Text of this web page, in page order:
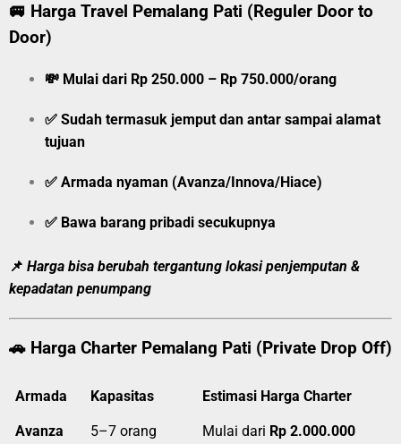
🚐 Harga Travel Pemalang Pati (Reguler Door to
Door)
💸 Mulai dari Rp 250.000 – Rp 750.000/orang
✅ Sudah termasuk jemput dan antar sampai alamat
tujuan
✅ Armada nyaman (Avanza/Innova/Hiace)
✅ Bawa barang pribadi secukupnya
📌 Harga bisa berubah tergantung lokasi penjemputan &
kepadatan penumpang
🚗 Harga Charter Pemalang Pati (Private Drop Off)
Armada Kapasitas Estimasi Harga Charter
Avanza 5–7 orang Mulai dari Rp 2.000.000